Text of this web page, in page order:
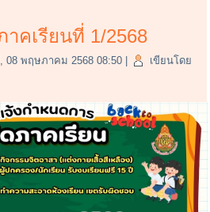
คเรียนที่ 1/2568
08 พฤษภาคม 2568 08:50
เขียนโดย